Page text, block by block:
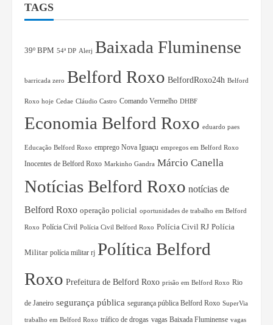
TAGS
39º BPM 54ª DP Alerj Baixada Fluminense
barricada zero Belford Roxo BelfordRoxo24h Belford
Roxo hoje Cedae Cláudio Castro Comando Vermelho DHBF
Economia Belford Roxo eduardo paes
Educação Belford Roxo emprego Nova Iguaçu empregos em Belford Roxo
Inocentes de Belford Roxo Markinho Gandra Márcio Canella
Notícias Belford Roxo notícias de
Belford Roxo operação policial oportunidades de trabalho em Belford
Roxo Polícia Civil Polícia Civil Belford Roxo Polícia Civil RJ Polícia
Militar polícia militar rj Política Belford
Roxo Prefeitura de Belford Roxo prisão em Belford Roxo Rio
de Janeiro segurança pública segurança pública Belford Roxo SuperVia
trabalho em Belford Roxo tráfico de drogas vagas Baixada Fluminense vagas